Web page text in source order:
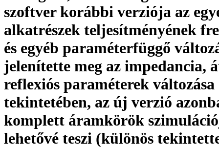
szoftver korábbi verziója az
alkatrészek teljesítményének
és egyéb paraméterfüggő
jelenítette meg az impedancia,
reflexiós paraméterek változása
tekintetében, az új verzió
komplett áramkörök
lehetővé teszi (különös